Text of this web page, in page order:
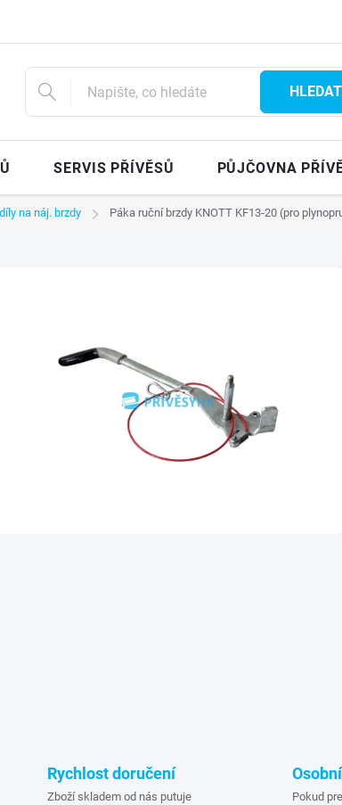
HLEDAT
SERVIS PŘÍVĚSŮ PŮJČOVNA
na náj. brzdy Páka ruční brzdy KNOTT KF13-20 (pro
Rychlost doručení
Zboží skladem od nás putuje
Pokud